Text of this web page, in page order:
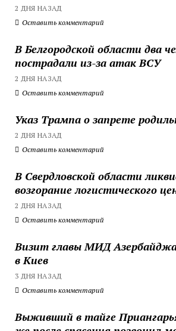
2 ДНЯ НАЗАД
Оставить комментарий
В Белгородской области два
пострадали из-за атак ВСУ
2 ДНЯ НАЗАД
Оставить комментарий
Указ Трампа о запрете
2 ДНЯ НАЗАД
Оставить комментарий
В Свердловской области
возгорание логистического
2 ДНЯ НАЗАД
Оставить комментарий
Визит главы МИД
в Киев
3 ДНЯ НАЗАД
Оставить комментарий
Выживший в тайге